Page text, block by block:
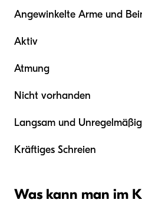
Angewinkelte Arme und
Aktiv
Atmung
Nicht vorhanden
Langsam und Unregelmäßig
Kräftiges Schreien
Was kann man im